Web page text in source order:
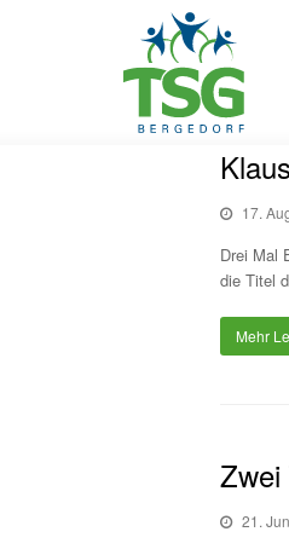
17.
Drei Mal
die Titel
Mehr
21.